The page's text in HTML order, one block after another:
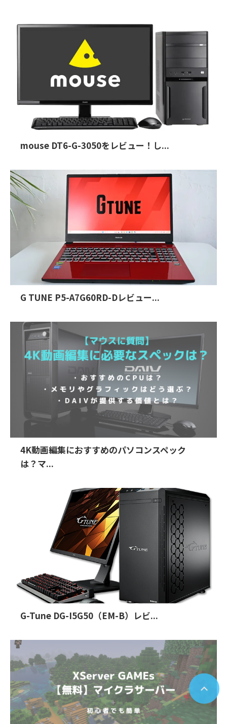
mouse DT6-G-3050をレビュー！し...
G TUNE P5-A7G60RD-Dレビュー...
4K動画編集におすすめのパソコンスペック
は？マ...
G-Tune DG-I5G50（EM-B）レビ...